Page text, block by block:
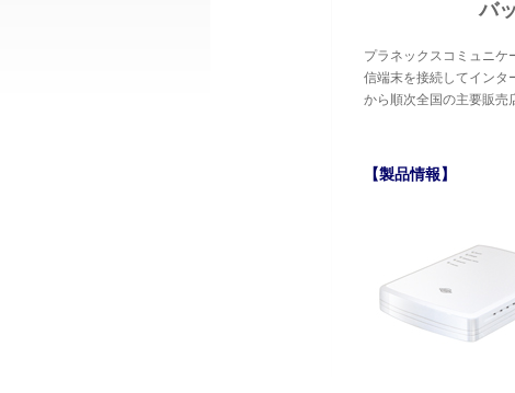
バ
プラネックスコミュニケ
信端末を接続してインタ
から順次全国の主要販売
【製品情報】